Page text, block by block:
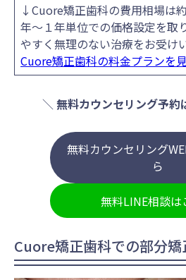
↓Cuore矯正歯科の費用相場は
年〜１年単位での価格設定を取
やすく無理のない治療をお受け
Cuore矯正歯科の料金プランを
＼ 無料カウンセリング予約
無料カウンセリング
ら
無料LINE相談は
Cuore矯正歯科での部分矯